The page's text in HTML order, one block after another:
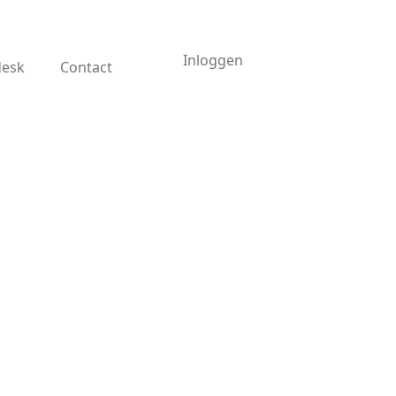
Contact Inloggen